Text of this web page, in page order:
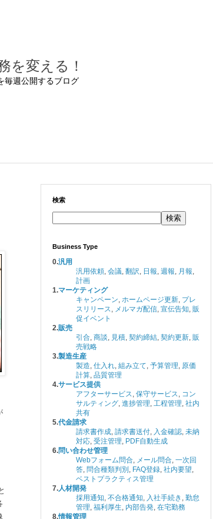
を変える！
毎週公開するブログ
検索
検索
Business Type
0.汎用
汎用依頼, 会議, 翻訳, 日報, 週報, 月報,
計画
1.マーケティング
キャンペーン, ホームページ更新, プレ
スリリース, メルマガ配信, 宣伝告知, 販
促イベント
2.販売
引合, 商談, 見積, 契約締結, 契約更新, 販
売戦略
3.製造生産
製造, 仕入れ, 組み立て, 予算管理, 原価
計算, 品質管理
4.サービス提供
アフターサービス, 保守サービス, コン
サルティング, 進捗管理, 工程管理, 社内
共有
5.代金請求
請求書作成, 請求書送付, 入金確認, 未納
対応, 受注管理, PDF自動生成
6.問い合わせ管理
Webフォーム問合, メール問合, 一次回
答, 問合種類判別 , FAQ登録, 社内要望,
ベストプラクティス管理
7.人材開発
採用通知, 不合格通知, 入社手続き , 勤怠
管理, 福利厚生, 内部告発, 在宅勤務
8.情報管理